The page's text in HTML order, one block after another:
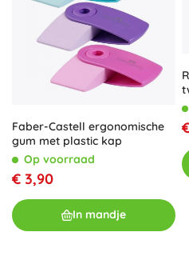
Faber-Castell ergonomische
gum met plastic kap
Op voorraad
€ 3,90
In mandje